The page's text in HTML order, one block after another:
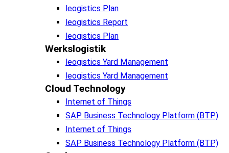
leogistics Plan
leogistics Report
leogistics Plan
Werkslogistik
leogistics Yard Management
leogistics Yard Management
Cloud Technology
Internet of Things
SAP Business Technology Platform (BTP)
Internet of Things
SAP Business Technology Platform (BTP)